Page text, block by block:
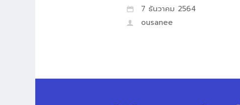
7 ธันวาคม 2564
ousanee